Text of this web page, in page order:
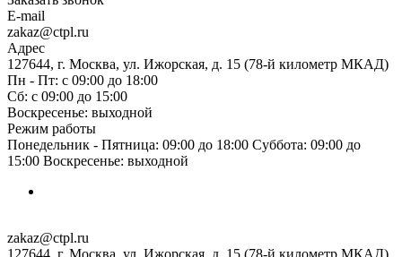
E-mail
zakaz@ctpl.ru
Адрес
127644, г. Москва, ул. Ижорская, д. 15 (78-й километр МКАД)
Пн - Пт: с 09:00 до 18:00
Сб: с 09:00 до 15:00
Воскресенье: выходной
Режим работы
Понедельник - Пятница: 09:00 до 18:00 Суббота: 09:00 до
15:00 Воскресенье: выходной
zakaz@ctpl.ru
127644, г. Москва, ул. Ижорская, д. 15 (78-й километр МКАД)